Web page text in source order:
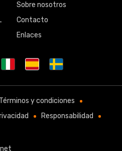
Sobre nosotros
Contacto
Enlaces
Términos y condiciones
Responsabilidad